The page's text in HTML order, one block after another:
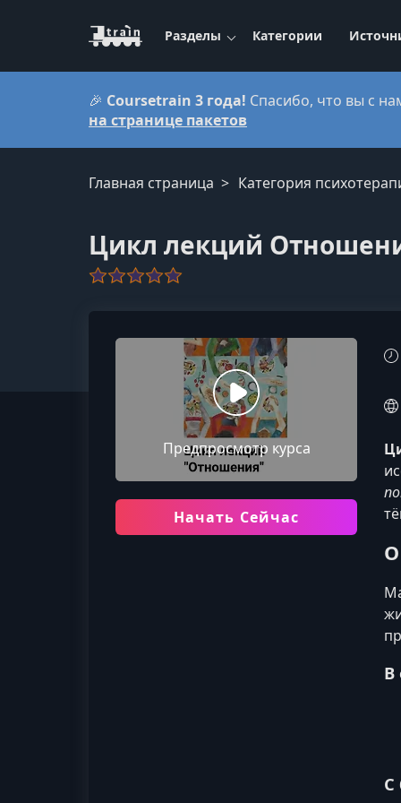
Разделы Категории
🎉 Coursetrain 3 года! Спасибо, что вы с
на странице пакетов
Главная страница Категория
Цикл лекций
Предпросмотр курса
Начать Сейчас
В
С